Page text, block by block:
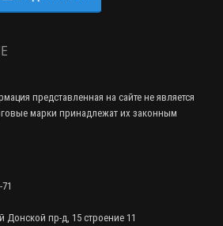
представленная на сайте не является
марки принадлежат их законным
Донской пр-д, 15 строение 11